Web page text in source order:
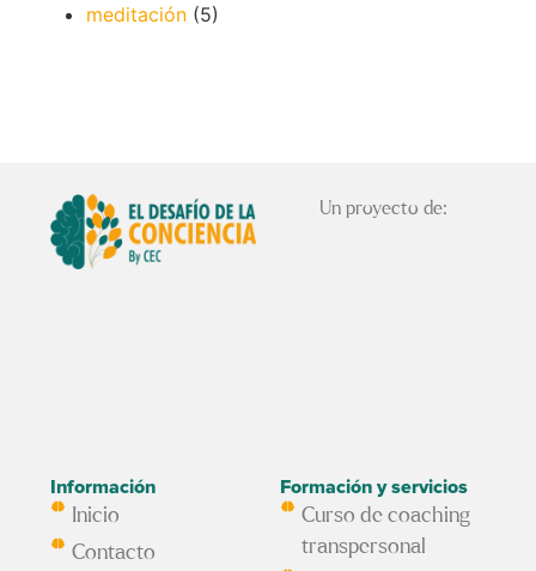
meditación (5)
Un proyecto de:
Información
Inicio
Contacto
Formación y servicios
Curso de coaching
transpersonal